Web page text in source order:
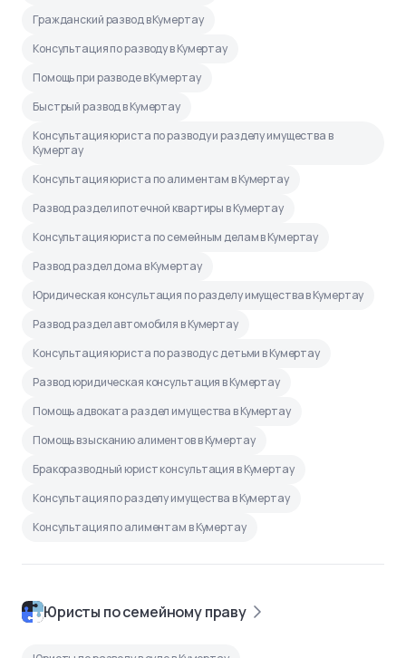
Гражданский развод в Кумертау
Консультация по разводу в Кумертау
Помощь при разводе в Кумертау
Быстрый развод в Кумертау
Консультация юриста по разводу и разделу имущества в
Кумертау
Консультация юриста по алиментам в Кумертау
Развод раздел ипотечной квартиры в Кумертау
Консультация юриста по семейным делам в Кумертау
Развод раздел дома в Кумертау
Юридическая консультация по разделу имущества в Кумертау
Развод раздел автомобиля в Кумертау
Консультация юриста по разводу с детьми в Кумертау
Развод юридическая консультация в Кумертау
Помощь адвоката раздел имущества в Кумертау
Помощь взысканию алиментов в Кумертау
Бракоразводный юрист консультация в Кумертау
Консультация по разделу имущества в Кумертау
Консультация по алиментам в Кумертау
Юристы по семейному праву